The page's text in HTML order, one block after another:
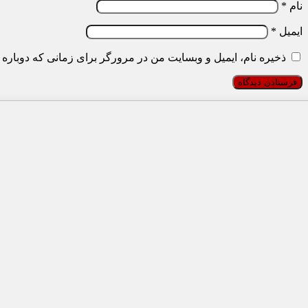
نام *
ایمیل *
ذخیره نام، ایمیل و وبسایت من در مرورگر برای زمانی که